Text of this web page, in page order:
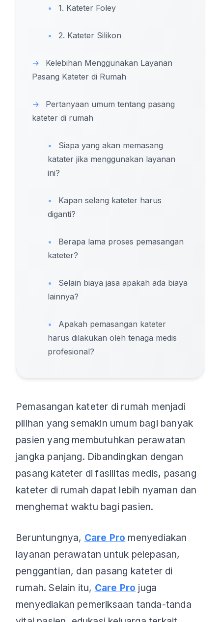
• 1. Kateter Foley
• 2. Kateter Silikon
→
Kelebihan Menggunakan Layanan
Pasang Kateter di Rumah
→
Pertanyaan umum tentang pasang
kateter di rumah
•
Siapa yang akan memasang
katater jika menggunakan layanan
ini?
•
Kapan selang kateter harus
diganti?
•
Berapa lama proses pemasangan
kateter?
•
Selain biaya jasa apakah ada biaya
lainnya?
•
Apakah pemasangan kateter
harus dilakukan oleh tenaga medis
profesional?
Pemasangan kateter di rumah menjadi
pilihan yang semakin umum bagi banyak
pasien yang membutuhkan perawatan
jangka panjang. Dibandingkan dengan
pasang kateter di fasilitas medis, pasang
kateter di rumah dapat lebih nyaman dan
menghemat waktu bagi pasien.
Beruntungnya, Care Pro menyediakan
layanan perawatan untuk pelepasan,
penggantian, dan pasang kateter di
rumah. Selain itu, Care Pro juga
menyediakan pemeriksaan tanda-tanda